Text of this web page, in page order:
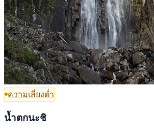
ความเสี่ยงต่ำ
น้ำตกนะชิ